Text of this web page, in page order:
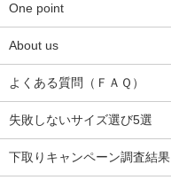
One point
About us
よくある質問（ＦＡＱ）
失敗しないサイズ選び5選
下取りキャンペーン調査結果